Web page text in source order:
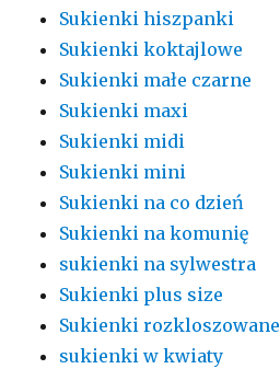
Sukienki hiszpanki
Sukienki koktajlowe
Sukienki małe czarne
Sukienki maxi
Sukienki midi
Sukienki mini
Sukienki na co dzień
Sukienki na komunię
sukienki na sylwestra
Sukienki plus size
Sukienki rozkloszowane
sukienki w kwiaty